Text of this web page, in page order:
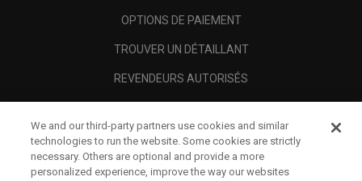
OPTIONS DE PAIEMENT
TROUVER UN DÉTAILLANT
REVENDEURS AUTORISÉS
A PROPOS
MENTIONS LÉGALES
We and our third-party partners use cookies and similar
technologies to run the website. Some cookies are strictly
necessary. Others are optional and provide a more
personalized experience, improve the way our websites